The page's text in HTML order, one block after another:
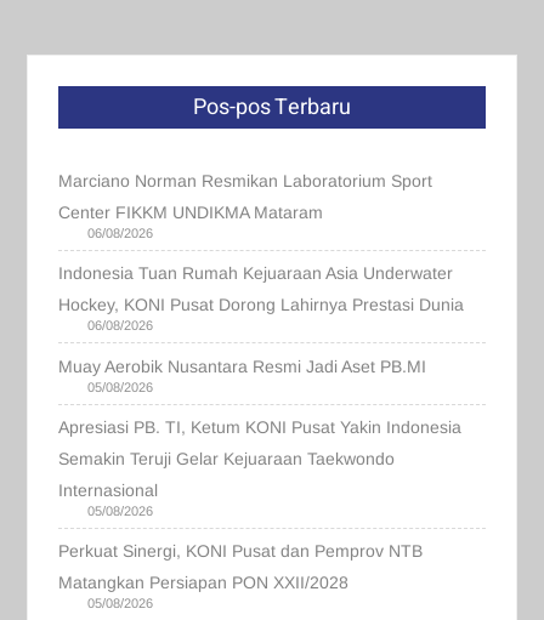
Pos-pos Terbaru
Marciano Norman Resmikan Laboratorium Sport
Center FIKKM UNDIKMA Mataram
06/08/2026
Indonesia Tuan Rumah Kejuaraan Asia Underwater
Hockey, KONI Pusat Dorong Lahirnya Prestasi Dunia
06/08/2026
Muay Aerobik Nusantara Resmi Jadi Aset PB.MI
05/08/2026
Apresiasi PB. TI, Ketum KONI Pusat Yakin Indonesia
Semakin Teruji Gelar Kejuaraan Taekwondo
Internasional
05/08/2026
Perkuat Sinergi, KONI Pusat dan Pemprov NTB
Matangkan Persiapan PON XXII/2028
05/08/2026